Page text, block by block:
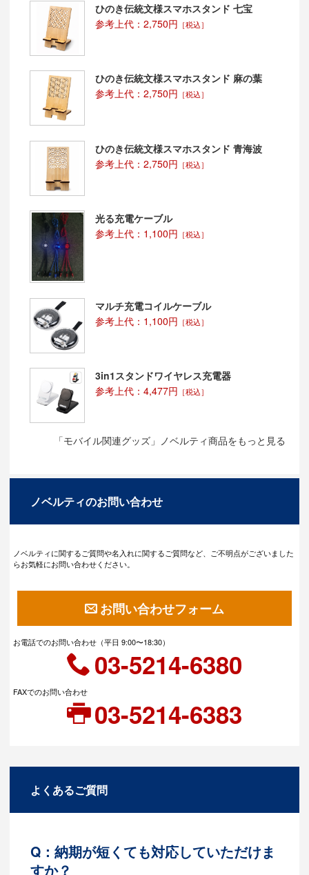
ひのき伝統文様スマホスタンド 七宝
参考上代：2,750円 ［税込］
ひのき伝統文様スマホスタンド 麻の葉
参考上代：2,750円 ［税込］
ひのき伝統文様スマホスタンド 青海波
参考上代：2,750円 ［税込］
光る充電ケーブル
参考上代：1,100円 ［税込］
マルチ充電コイルケーブル
参考上代：1,100円 ［税込］
3in1スタンドワイヤレス充電器
参考上代：4,477円 ［税込］
「モバイル関連グッズ」ノベルティ商品をもっと見る
ノベルティのお問い合わせ
ノベルティに関するご質問や名入れに関するご質問など、ご不明点がございました
らお気軽にお問い合わせください。
お問い合わせフォーム
お電話でのお問い合わせ（平日 9:00〜18:30）
03-5214-6380
FAXでのお問い合わせ
03-5214-6383
よくあるご質問
Q：納期が短くても対応していただけま
すか？